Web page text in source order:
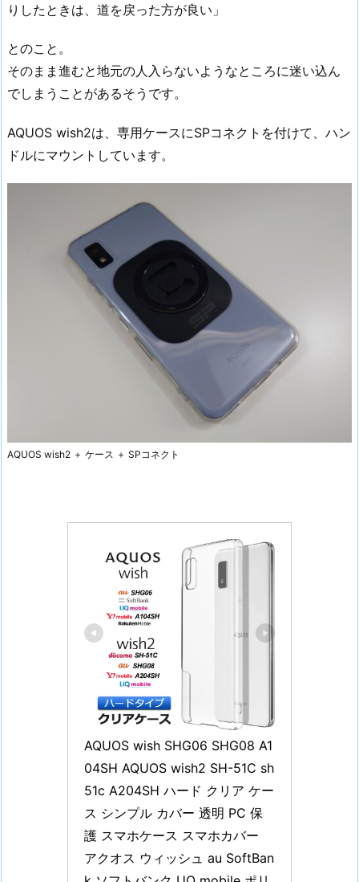
りしたときは、道を戻った方が良い」
とのこと。
そのまま進むと地元の人入らないようなところに迷い込ん
でしまうことがあるそうです。
AQUOS wish2は、専用ケースにSPコネクトを付けて、ハン
ドルにマウントしています。
AQUOS wish2 ＋ ケース ＋ SPコネクト
AQUOS wish SHG06 SHG08 A1
04SH AQUOS wish2 SH-51C sh
51c A204SH ハード クリア ケー
ス シンプル カバー 透明 PC 保
護 スマホケース スマホカバー
アクオス ウィッシュ au SoftBan